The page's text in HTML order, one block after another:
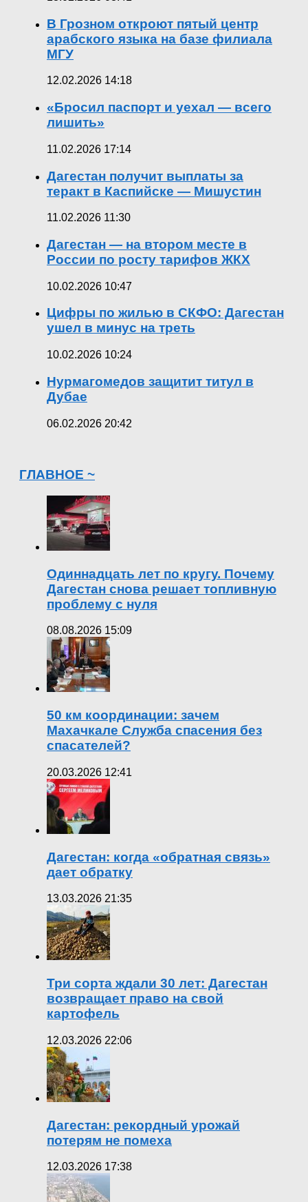
В Грозном откроют пятый центр
арабского языка на базе филиала
МГУ
12.02.2026 14:18
«Бросил паспорт и уехал — всего
лишить»
11.02.2026 17:14
Дагестан получит выплаты за
теракт в Каспийске — Мишустин
11.02.2026 11:30
Дагестан — на втором месте в
России по росту тарифов ЖКХ
10.02.2026 10:47
Цифры по жилью в СКФО: Дагестан
ушел в минус на треть
10.02.2026 10:24
Нурмагомедов защитит титул в
Дубае
06.02.2026 20:42
ГЛАВНОЕ ~
Одиннадцать лет по кругу. Почему
Дагестан снова решает топливную
проблему с нуля
08.08.2026 15:09
50 км координации: зачем
Махачкале Служба спасения без
спасателей?
20.03.2026 12:41
Дагестан: когда «обратная связь»
дает обратку
13.03.2026 21:35
Три сорта ждали 30 лет: Дагестан
возвращает право на свой
картофель
12.03.2026 22:06
Дагестан: рекордный урожай
потерям не помеха
12.03.2026 17:38